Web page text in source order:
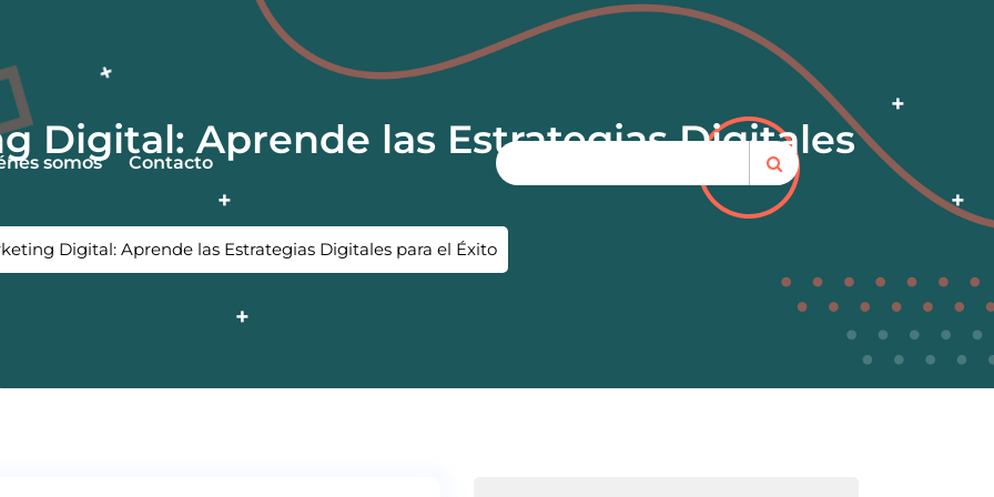
somos Contacto
Digital: Aprende las Estrategias Digitales
Digital: Aprende las Estrategias Digitales para el Éxito